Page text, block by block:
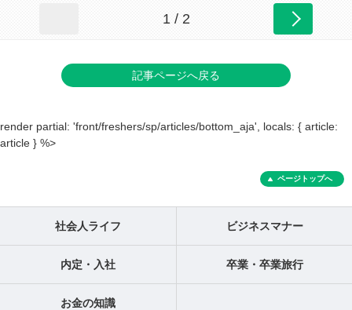
1 / 2
記事ページへ戻る
render partial: 'front/freshers/sp/articles/bottom_aja', locals: { article:
article } %>
ページトップへ
社会人ライフ ビジネスマナー
内定・入社 卒業・卒業旅行
お金の知識